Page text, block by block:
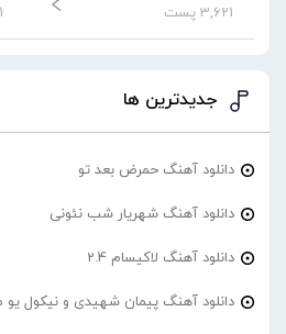
3,621 پست
1 پست
جدیدترین ها
دانلود آهنگ حمرض بعد تو
دانلود آهنگ شهریار شب نئونی
دانلود آهنگ لاکیسام 2.4
دانلود آهنگ پیمان شهیدی و نیکول یو